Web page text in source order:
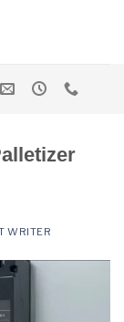
WRITER